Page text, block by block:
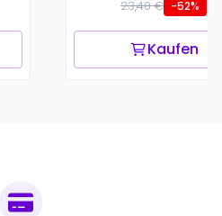
23,40 € -52%
Kaufen